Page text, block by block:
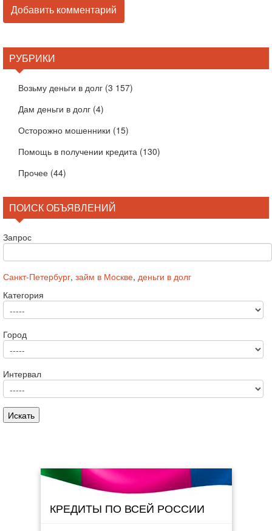
РУБРИКИ
Возьму деньги в долг (3 157)
Дам деньги в долг (4)
Осторожно мошенники (15)
Помощь в получении кредита (130)
Прочее (44)
ПОИСК ОБЪЯВЛЕНИЙ
Запрос
Санкт-Петербург, займ в Москве, деньги в долг
Категория
Город
Интервал
КРЕДИТЫ ПО ВСЕЙ РОССИИ